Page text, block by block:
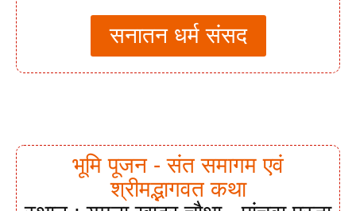
सनातन धर्म संसद
भूमि पूजन - संत समागम एवं
श्रीमद्भागवत कथा